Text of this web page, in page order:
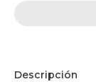
Descripción